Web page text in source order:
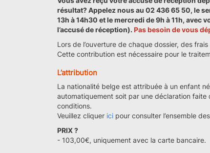
résultat? Appelez nous au 02 436 65 50, le
13h à 14h30 et le mercredi de 9h à 11h,
l’accusé de réception). Pas besoin de vous
Lors de l’ouverture de chaque dossier, des
Cette contribution est nécessaire pour le
L’attribution
La nationalité belge est attribuée à un enfant
automatiquement soit par une déclaration faite
conditions.
Veuillez cliquer ici pour consulter l’ensemble
PRIX ?
- 103,00€, uniquement avec la carte bancaire.